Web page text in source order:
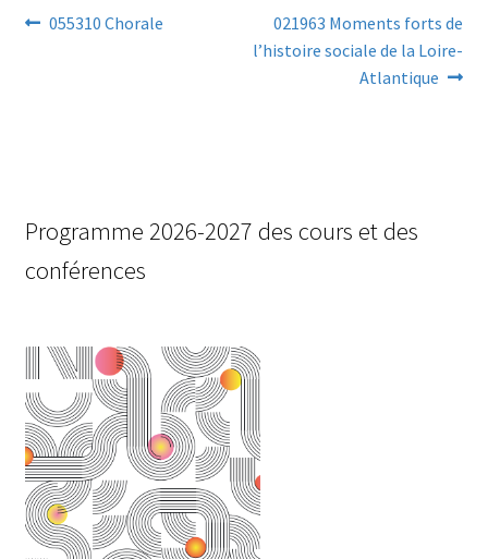
Navigation
Previous
055310 Chorale
Next
post:
021963 Moments forts de
l’histoire sociale de la Loire-
Atlantique
Programme 2026-2027 des cours et des
conférences